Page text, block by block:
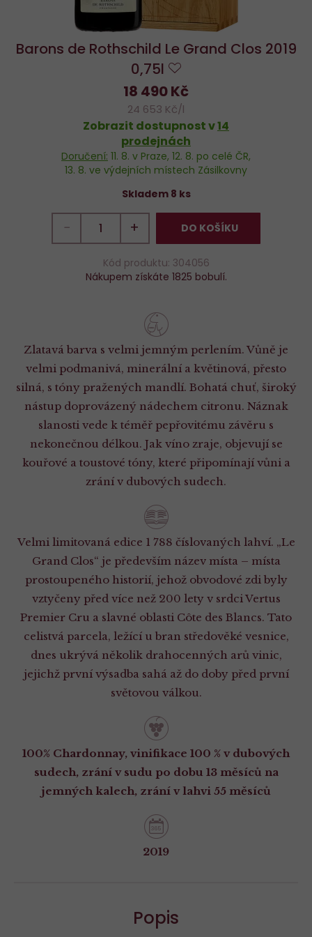
Barons de Rothschild Le Grand Clos 2019
0,75l
oblíbených
Zlatavá barva s velmi jemným perlením. Vůně je
velmi podmanivá, minerální a květinová, přesto
silná, s tóny pražených mandlí. Bohatá chuť, široký
nástup doprovázený nádechem citronu. Náznak
slanosti vede k téměř pepřovitému závěru s
nekonečnou délkou. Jak víno zraje, objevují se
kouřové a toustové tóny, které připomínají vůni a
zrání v dubových sudech.
Velmi limitovaná edice 1 788 číslovaných lahví. „Le
Grand Clos“ je především název místa – místa
prostoupeného historií, jehož obvodové zdi byly
vztyčeny před více než 200 lety v srdci Vertus
Premier Cru a slavné oblasti Côte des Blancs. Tato
celistvá parcela, ležící u bran středověké vesnice,
dnes ukrývá několik drahocenných arů vinic,
jejichž první výsadba sahá až do doby před první
světovou válkou.
100% Chardonnay, vinifikace 100 % v dubových
sudech, zrání v sudu po dobu 13 měsíců na
jemných kalech, zrání v lahvi 55 měsíců
2019
18 490 Kč
24 653 Kč/l
Zobrazit dostupnost v14
prodejnách
Doručení: 11. 8. v Praze, 12. 8. po celé ČR,
13. 8. ve výdejních místech Zásilkovny
Skladem 8 ks
− + DO KOŠÍKU
Kód produktu: 304056
Nákupem získáte 1825 bobulí.
Popis